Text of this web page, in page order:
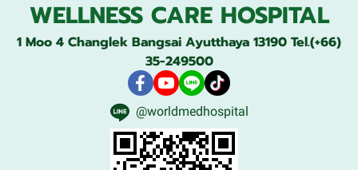
WELLNESS CARE HOSPITAL
1 Moo 4 Changlek Bangsai Ayutthaya 13190 Tel.(+66)
35-249500
@worldmedhospital